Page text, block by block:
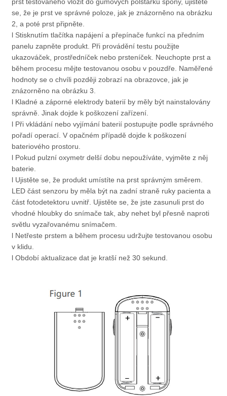
se, že je prst ve správné poloze, jak je znázorněno na obrázku
2, a poté prst připněte.
l Stisknutím tlačítka napájení a přepínače funkcí na předním
panelu zapněte produkt. Při provádění testu použijte
ukazováček, prostředníček nebo prsteníček. Neuchopte prst a
během procesu mějte testovanou osobu v pouzdře. Naměřené
hodnoty se o chvíli později zobrazí na obrazovce, jak je
znázorněno na obrázku 3.
l Kladné a záporné elektrody baterií by měly být nainstalovány
správně. Jinak dojde k poškození zařízení.
l Při vkládání nebo vyjímání baterií postupujte podle správného
pořadí operací. V opačném případě dojde k poškození
bateriového prostoru.
l Pokud pulzní oxymetr delší dobu nepoužíváte, vyjměte z něj
baterie.
l Ujistěte se, že produkt umístíte na prst správným směrem.
LED část senzoru by měla být na zadní straně ruky pacienta a
část fotodetektoru uvnitř. Ujistěte se, že jste zasunuli prst do
vhodné hloubky do snímače tak, aby nehet byl přesně naproti
světlu vyzařovanému snímačem.
l Netřeste prstem a během procesu udržujte testovanou osobu
v klidu.
l Období aktualizace dat je kratší než 30 sekund.